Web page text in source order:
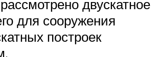
двускатное
для сооружения
построек